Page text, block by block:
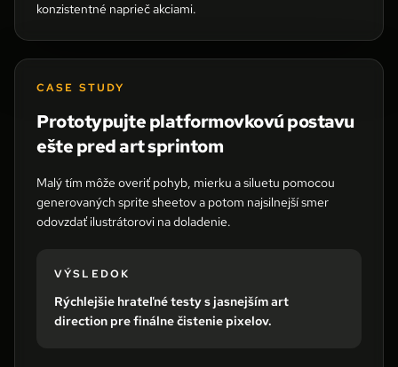
konzistentné naprieč akciami.
CASE STUDY
Prototypujte platformovkovú postavu
ešte pred art sprintom
Malý tím môže overiť pohyb, mierku a siluetu pomocou
generovaných sprite sheetov a potom najsilnejší smer
odovzdať ilustrátorovi na doladenie.
VÝSLEDOK
Rýchlejšie hrateľné testy s jasnejším art
direction pre finálne čistenie pixelov.